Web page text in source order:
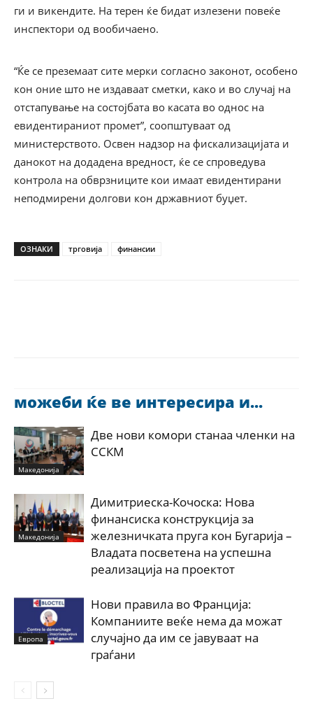
ги и викендите. На терен ќе бидат излезени повеќе
инспектори од вообичаено.
“Ќе се преземаат сите мерки согласно законот, особено
кон оние што не издаваат сметки, како и во случај на
отстапување на состојбата во касата во однос на
евидентираниот промет”, соопштуваат од
министерството. Освен надзор на фискализацијата и
данокот на додадена вредност, ќе се спроведува
контрола на обврзниците кои имаат евидентирани
неподмирени долгови кон државниот буџет.
ОЗНАКИ трговија финансии
можеби ќе ве интересира и...
Македонија
Две нови комори станаа членки на
ССКМ
Македонија
Димитриеска-Кочоска: Нова
финансиска конструкција за
железничката пруга кон Бугарија –
Владата посветена на успешна
реализација на проектот
Европа
Нови правила во Франција:
Компаниите веќе нема да можат
случајно да им се јавуваат на
граѓани